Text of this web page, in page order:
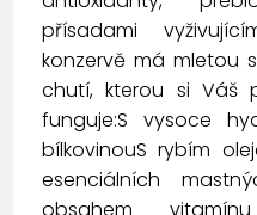
přísadami
konzervě má mletou
chutí, kterou si Váš
funguje:S vysoce
bílkovinouS rybím
esenciálních